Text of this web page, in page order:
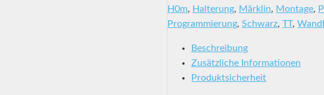
H0m, Halterung, Märklin, Montage,
Programmierung,Schwarz,TT,
Beschreibung
Zusätzliche Informationen
Produktsicherheit